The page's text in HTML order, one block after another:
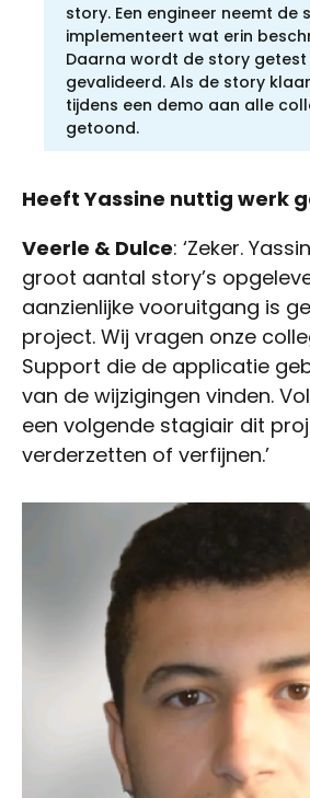
story. Een engineer neemt de
implementeert wat erin
Daarna wordt de story getest
gevalideerd. Als de story
tijdens een demo aan alle
getoond.
Heeft Yassine nuttig werk
Veerle & Dulce: ‘Zeker.
groot aantal story’s
aanzienlijke vooruitgang is
project. Wij vragen onze
Support die de applicatie
van de wijzigingen vinden.
een volgende stagiair dit
verderzetten of verfijnen.’